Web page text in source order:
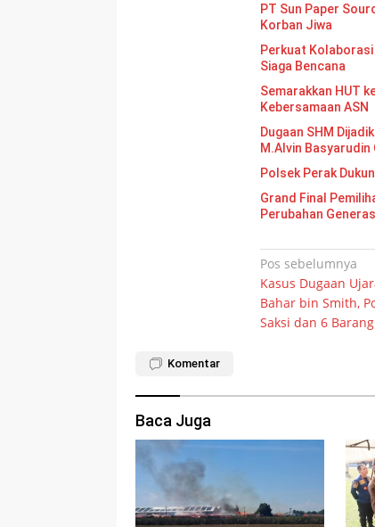
PT Sun Paper
Korban Jiwa
Perkuat
Siaga Bencana
Semarakkan HUT
Kebersamaan ASN
Dugaan SHM
M.Alvin Basyarudin
Polsek Perak
Grand Final Pemilihan
Perubahan
Navigasi
pos
Pos sebelumnya
Kasus Dugaan
Bahar bin Smith,
Saksi dan 6
Komentar
Baca Juga